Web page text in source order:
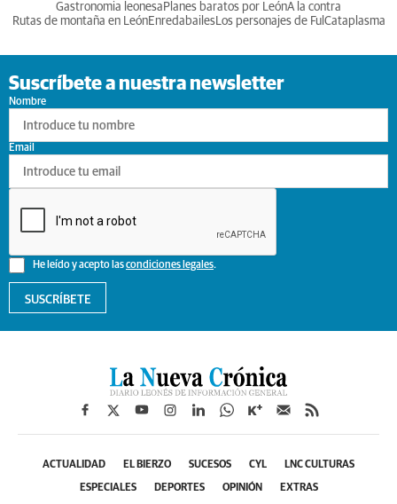
Gastronomia leonesa Planes baratos por LeónA la contra
Rutas de montaña en LeónEnredabailesLos personajes de Ful Cataplasma
Suscríbete a nuestra newsletter
Nombre
He leído y acepto lascondiciones legales.
Email
SUSCRÍBETE
ACTUALIDAD EL BIERZO SUCESOS CYL LNC CULTURAS
ESPECIALES DEPORTES OPINIÓN EXTRAS